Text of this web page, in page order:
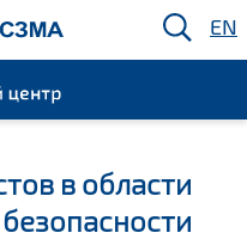
EN
в области